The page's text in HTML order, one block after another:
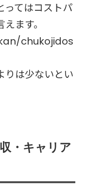
ってはコストパ
ます。
chukojidos
りは少ないとい
・キャリア